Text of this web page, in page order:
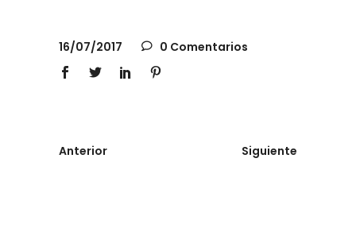
16/07/2017 0 Comentarios
Anterior Siguiente